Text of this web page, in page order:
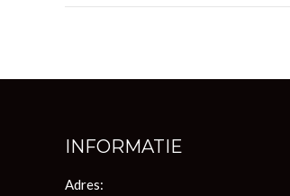
INFORMATIE
Adres: